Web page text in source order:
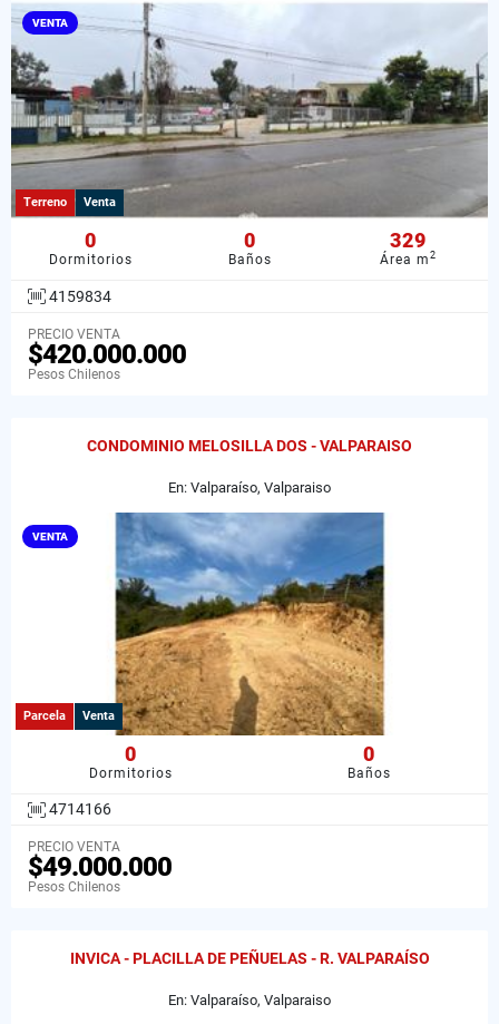
VENTA
Terreno Venta
0
Dormitorios
0
Baños
329
Área m2
4159834
PRECIO VENTA
$420.000.000
Pesos Chilenos
CONDOMINIO MELOSILLA DOS - VALPARAISO
En: Valparaíso, Valparaiso
VENTA
Parcela Venta
0
Dormitorios
0
Baños
4714166
PRECIO VENTA
$49.000.000
Pesos Chilenos
INVICA - PLACILLA DE PEÑUELAS - R. VALPARAÍSO
En: Valparaíso, Valparaiso